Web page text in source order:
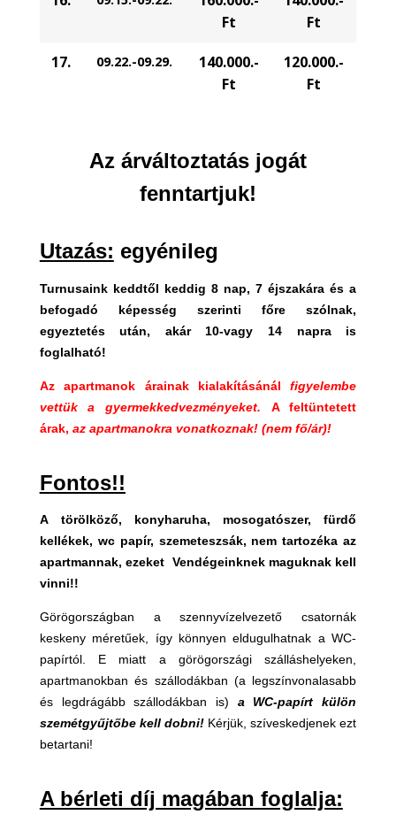
Ft
Ft
17. 09.22.-09.29.
140.000.-
Ft
120.000.-
Ft
Az árváltoztatás jogát
fenntartjuk!
Utazás: egyénileg
Turnusaink keddtől keddig 8 nap, 7 éjszakára és a
befogadó képesség szerinti főre szólnak,
egyeztetés után, akár 10-vagy 14 napra is
foglalható!
Az apartmanok árainak kialakításánálfigyelembe
vettük a gyermekkedvezményeket. A feltüntetett
árak, az apartmanokra vonatkoznak! (nem fő/ár)!
Fontos!!
A törölköző, konyharuha, mosogatószer, fürdő
kellékek, wc papír, szemeteszsák, nem tartozéka az
apartmannak, ezeket Vendégeinknek maguknak kell
vinni!!
Görögországban a szennyvízelvezető csatornák
keskeny méretűek, így könnyen eldugulhatnak a WC-
papírtól. E miatt a görögországi szálláshelyeken,
apartmanokban és szállodákban (a legszínvonalasabb
és legdrágább szállodákban is)
a WC-papírt külön
szemétgyűjtőbe kell dobni! Kérjük, szíveskedjenek ezt
betartani!
A bérleti díj magában foglalja: